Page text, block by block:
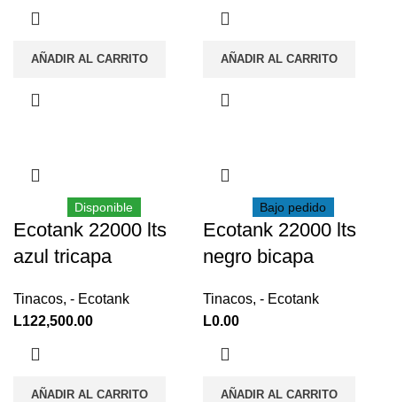
AÑADIR AL CARRITO AÑADIR AL CARRITO
Disponible
Ecotank 22000 lts
azul tricapa
Tinacos, - Ecotank
L122,500.00
AÑADIR AL CARRITO
Bajo pedido
Ecotank 22000 lts
negro bicapa
Tinacos, - Ecotank
L0.00
AÑADIR AL CARRITO